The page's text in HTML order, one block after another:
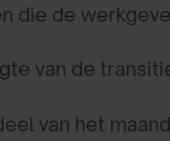
die de
van de
van het